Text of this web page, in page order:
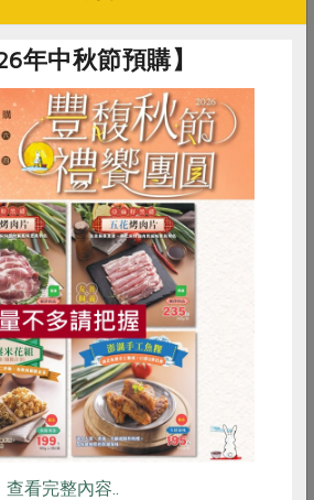
社活動、新產品相關訊息，也教女兒如
食譜 減硝酸鹽
安 共同購買
年中秋節預購】
查看完整內容..